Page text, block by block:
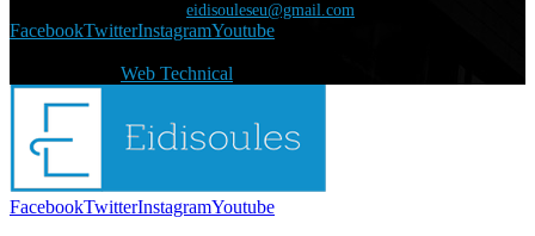
eidisouleseu@gmail.com
FacebookTwitterInstagramYoutube
Web Technical
FacebookTwitterInstagramYoutube